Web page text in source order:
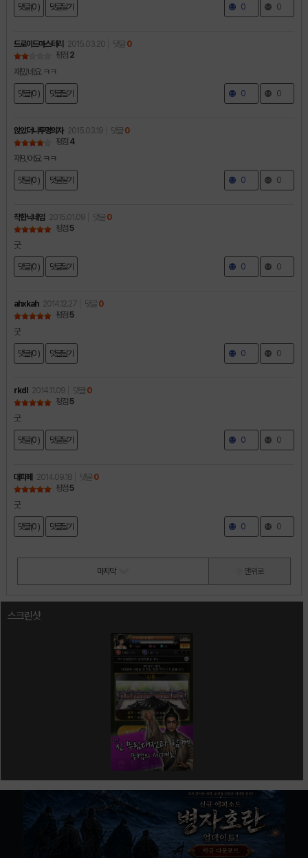
댓글(0 ) 댓글달기 0 0
드로이드마스터리 2015.03.20 댓글 0
평점 2
재밌네요 ㅋㅋ
댓글(0 ) 댓글달기 0 0
앉았더니투명의자 2015.03.19 댓글 0
평점 4
재밋어요 ㅋㅋ
댓글(0 ) 댓글달기 0 0
착한닉네임 2015.01.09 댓글 0
평점 5
굿
댓글(0 ) 댓글달기 0 0
ahxkah 2014.12.27 댓글 0
평점 5
굿
댓글(0 ) 댓글달기 0 0
rkdl 2014.11.09 댓글 0
평점 5
굿
댓글(0 ) 댓글달기 0 0
대파페 2014.09.18 댓글 0
평점 5
굿
댓글(0 ) 댓글달기 0 0
마지막 맨 위로
스크린샷